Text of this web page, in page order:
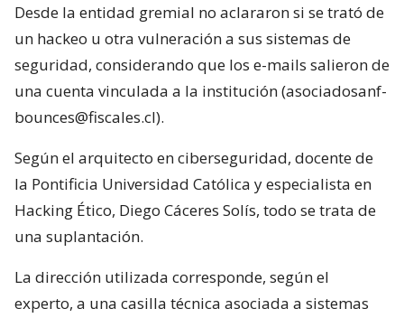
Desde la entidad gremial no aclararon si se trató de
un hackeo u otra vulneración a sus sistemas de
seguridad, considerando que los e-mails salieron de
una cuenta vinculada a la institución (asociadosanf-
bounces@fiscales.cl).
Según el arquitecto en ciberseguridad, docente de
la Pontificia Universidad Católica y especialista en
Hacking Ético, Diego Cáceres Solís, todo se trata de
una suplantación.
La dirección utilizada corresponde, según el
experto, a una casilla técnica asociada a sistemas